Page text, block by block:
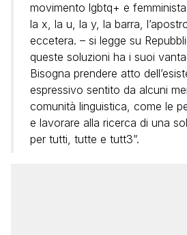
movimento lgbtq+ e
la x, la u, la y, la barra,
eccetera. – si legge su
queste soluzioni ha i suoi
Bisogna prendere atto
espressivo sentito da alcuni
comunità linguistica, come le
e lavorare alla ricerca di una
per tutti, tutte e tutt3”.